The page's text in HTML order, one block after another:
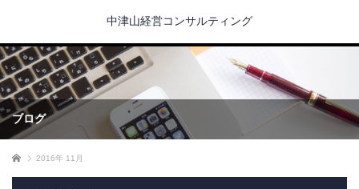
中津山経営コンサルティング
ブログ
ホーム 2016年 11月